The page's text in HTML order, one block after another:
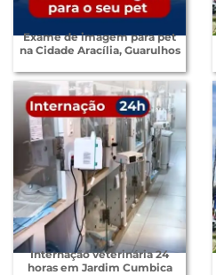
Exame de imagem para pet
na Cidade Aracília, Guarulhos
Internação veterinária 24
horas em Jardim Cumbica